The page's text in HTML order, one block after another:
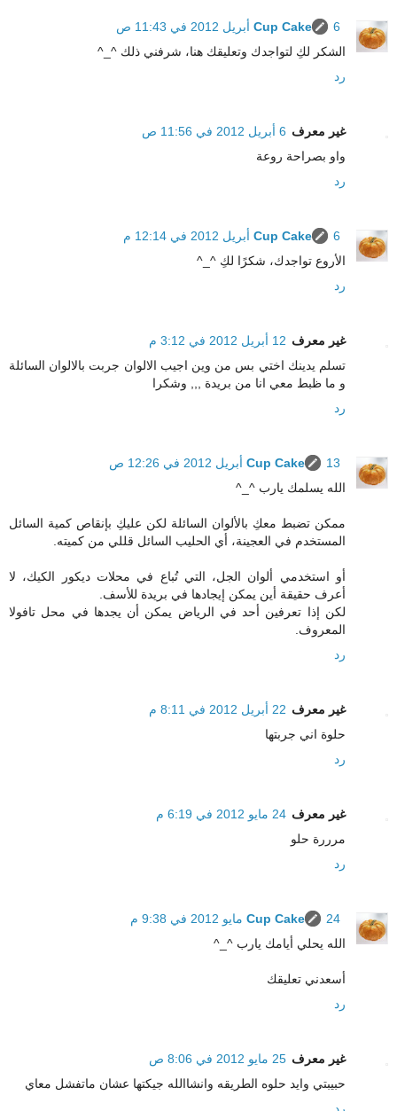
Cup Cake
6 أبريل 2012 في 11:43 ص
الشكر لكِ لتواجدك وتعليقك هنا، شرفني ذلك ^_^
رد
غير معرف 6 أبريل 2012 في 11:56 ص
واو بصراحة روعة
رد
Cup Cake
6 أبريل 2012 في 12:14 م
الأروع تواجدك، شكرًا لكِ ^_^
رد
غير معرف 12 أبريل 2012 في 3:12 م
تسلم يدينك اختي بس من وين اجيب الالوان جربت بالالوان السائلة
و ما ظبط معي انا من بريدة ,,, وشكرا
رد
Cup Cake
13 أبريل 2012 في 12:26 ص
الله يسلمك يارب ^_^
ممكن تضبط معكِ بالألوان السائلة لكن عليكِ بإنقاص كمية السائل
المستخدم في العجينة، أي الحليب السائل قللي من كميته.
أو استخدمي ألوان الجل، التي تُباع في محلات ديكور الكيك، لا
أعرف حقيقة أين يمكن إيجادها في بريدة للأسف.
لكن إذا تعرفين أحد في الرياض يمكن أن يجدها في محل تافولا
المعروف.
رد
غير معرف 22 أبريل 2012 في 8:11 م
حلوة اني جربتها
رد
غير معرف 24 مايو 2012 في 6:19 م
مرررة حلو
رد
Cup Cake
24 مايو 2012 في 9:38 م
الله يحلي أيامك يارب ^_^
أسعدني تعليقك
رد
غير معرف 25 مايو 2012 في 8:06 ص
حبيبتي وايد حلوه الطريقه وانشاالله جيكتها عشان ماتفشل معاي
رد